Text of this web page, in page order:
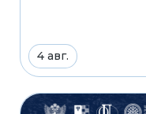
4 авг.